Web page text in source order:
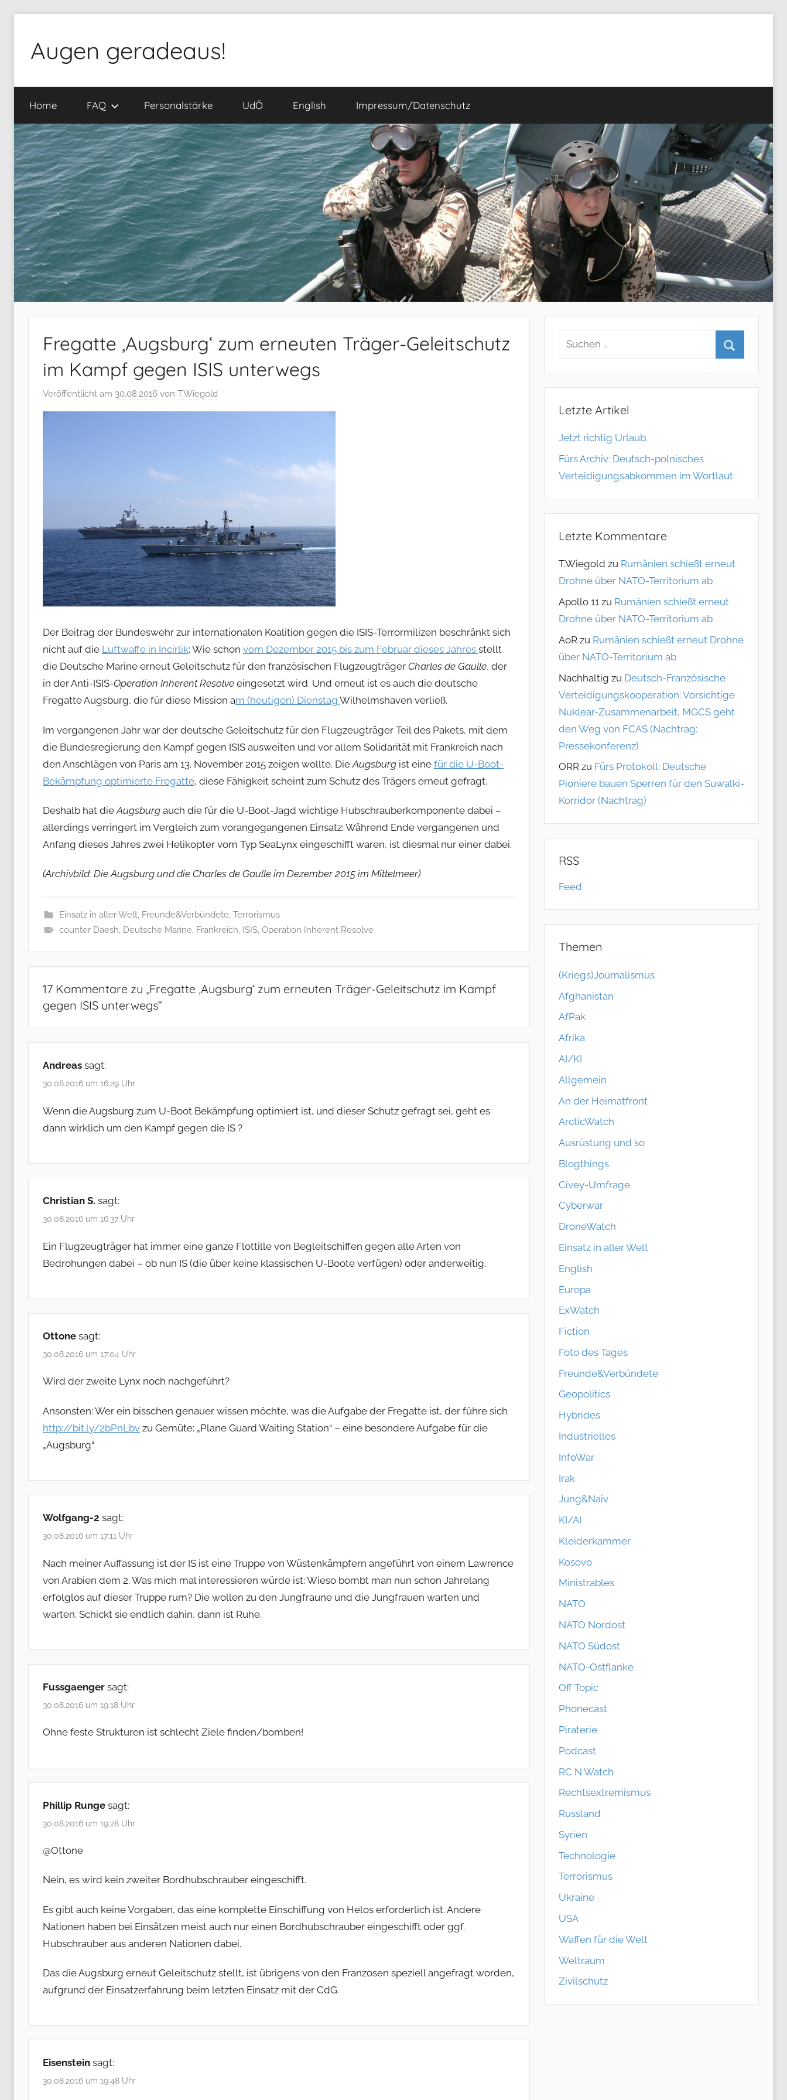
springen
Augen geradeaus!
Home FAQ Personalstärke UdÖ English Impressum/Datenschutz
Fregatte ‚Augsburg‘ zum erneuten Träger-Geleitschutz
im Kampf gegen ISIS unterwegs
Veröffentlicht am 30.08.2016 von T.Wiegold
Der Beitrag der Bundeswehr zur internationalen Koalition gegen die ISIS-Terrormilizen beschränkt sich
nicht auf die Luftwaffe in Incirlik: Wie schon vom Dezember 2015 bis zum Februar dieses Jahres stellt
die Deutsche Marine erneut Geleitschutz für den französischen Flugzeugträger Charles de Gaulle, der
in der Anti-ISIS-Operation Inherent Resolve eingesetzt wird. Und erneut ist es auch die deutsche
Fregatte Augsburg, die für diese Mission am (heutigen) Dienstag Wilhelmshaven verließ.
Im vergangenen Jahr war der deutsche Geleitschutz für den Flugzeugträger Teil des Pakets, mit dem
die Bundesregierung den Kampf gegen ISIS ausweiten und vor allem Solidarität mit Frankreich nach
den Anschlägen von Paris am 13. November 2015 zeigen wollte. Die Augsburg ist eine für die U-Boot-
Bekämpfung optimierte Fregatte, diese Fähigkeit scheint zum Schutz des Trägers erneut gefragt.
Deshalb hat die Augsburg auch die für die U-Boot-Jagd wichtige Hubschrauberkomponente dabei –
allerdings verringert im Vergleich zum vorangegangenen Einsatz: Während Ende vergangenen und
Anfang dieses Jahres zwei Helikopter vom Typ SeaLynx eingeschifft waren, ist diesmal nur einer dabei.
(Archivbild: Die Augsburg und die Charles de Gaulle im Dezember 2015 im Mittelmeer)
Einsatz in aller Welt, Freunde&Verbündete, Terrorismus
counter Daesh, Deutsche Marine, Frankreich, ISIS, Operation Inherent Resolve
17 Kommentare zu „Fregatte ‚Augsburg‘ zum erneuten Träger-Geleitschutz im Kampf
gegen ISIS unterwegs“
Andreas sagt:
30.08.2016 um 16:29 Uhr
Wenn die Augsburg zum U-Boot Bekämpfung optimiert ist, und dieser Schutz gefragt sei, geht es
dann wirklich um den Kampf gegen die IS ?
Christian S. sagt:
30.08.2016 um 16:37 Uhr
Ein Flugzeugträger hat immer eine ganze Flottille von Begleitschiffen gegen alle Arten von
Bedrohungen dabei – ob nun IS (die über keine klassischen U-Boote verfügen) oder anderweitig.
Ottone sagt:
30.08.2016 um 17:04 Uhr
Wird der zweite Lynx noch nachgeführt?
Ansonsten: Wer ein bisschen genauer wissen möchte, was die Aufgabe der Fregatte ist, der führe sich
http://bit.ly/2bPnLbv zu Gemüte: „Plane Guard Waiting Station“ – eine besondere Aufgabe für die
„Augsburg“
Wolfgang-2 sagt:
30.08.2016 um 17:11 Uhr
Nach meiner Auffassung ist der IS ist eine Truppe von Wüstenkämpfern angeführt von einem Lawrence
von Arabien dem 2. Was mich mal interessieren würde ist: Wieso bombt man nun schon Jahrelang
erfolglos auf dieser Truppe rum? Die wollen zu den Jungfraune und die Jungfrauen warten und
warten. Schickt sie endlich dahin, dann ist Ruhe.
Fussgaenger sagt:
30.08.2016 um 19:18 Uhr
Ohne feste Strukturen ist schlecht Ziele finden/bomben!
Phillip Runge sagt:
30.08.2016 um 19:28 Uhr
@Ottone
Nein, es wird kein zweiter Bordhubschrauber eingeschifft.
Es gibt auch keine Vorgaben, das eine komplette Einschiffung von Helos erforderlich ist. Andere
Nationen haben bei Einsätzen meist auch nur einen Bordhubschrauber eingeschifft oder ggf.
Hubschrauber aus anderen Nationen dabei.
Das die Augsburg erneut Geleitschutz stellt, ist übrigens von den Franzosen speziell angefragt worden,
aufgrund der Einsatzerfahrung beim letzten Einsatz mit der CdG.
Eisenstein sagt:
30.08.2016 um 19:48 Uhr
Letzte Artikel
Jetzt richtig Urlaub.
Fürs Archiv: Deutsch-polnisches
Verteidigungsabkommen im Wortlaut
Letzte Kommentare
T.Wiegold zu Rumänien schießt erneut
Drohne über NATO-Territorium ab
Apollo 11zu Rumänien schießt erneut
Drohne über NATO-Territorium ab
AoRzu Rumänien schießt erneut Drohne
über NATO-Territorium ab
Nachhaltig zu Deutsch-Französische
Verteidigungskooperation: Vorsichtige
Nuklear-Zusammenarbeit, MGCS geht
den Weg von FCAS (Nachtrag:
Pressekonferenz)
ORRzu Fürs Protokoll: Deutsche
Pioniere bauen Sperren für den Suwalki-
Korridor (Nachtrag)
RSS
Feed
Themen
(Kriegs)Journalismus
Afghanistan
AfPak
Afrika
AI/KI
Allgemein
An der Heimatfront
ArcticWatch
Ausrüstung und so
Blogthings
Civey-Umfrage
Cyberwar
DroneWatch
Einsatz in aller Welt
English
Europa
ExWatch
Fiction
Foto des Tages
Freunde&Verbündete
Geopolitics
Hybrides
Industrielles
InfoWar
Irak
Jung&Naiv
KI/AI
Kleiderkammer
Kosovo
Ministrables
NATO
NATO Nordost
NATO Südost
NATO-Ostflanke
Off Topic
Phonecast
Piraterie
Podcast
RC N Watch
Rechtsextremismus
Russland
Syrien
Technologie
Terrorismus
Ukraine
USA
Waffen für die Welt
Weltraum
Zivilschutz